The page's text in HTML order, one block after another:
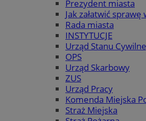
Prezydent miasta
Jak załatwić
Rada miasta
INSTYTUCJE
Urząd Stanu
OPS
Urząd Skarbowy
ZUS
Urząd Pracy
Komenda Miejska
Straż Miejska